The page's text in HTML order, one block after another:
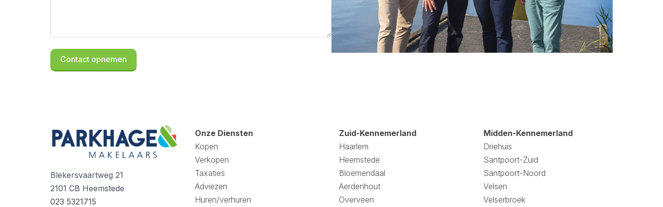
Blekersvaartweg 21
2101 CB Heemstede
023 5321715
Onze Diensten
Kopen
Verkopen
Taxaties
Adviezen
Huren/verhuren
Zuid-Kennemerland
Haarlem
Heemstede
Bloemendaal
Aerdenhout
Overveen
Midden-Kennemerland
Driehuis
Santpoort-Zuid
Santpoort-Noord
Velsen
Velserbroek